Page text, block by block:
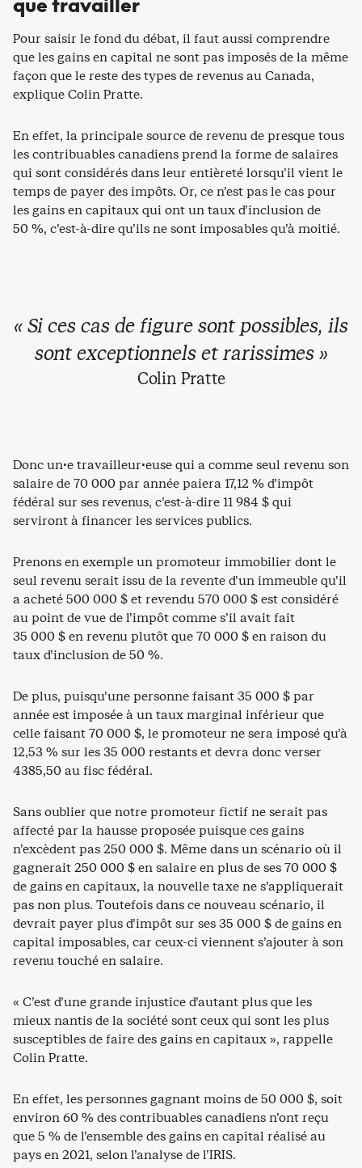
que travailler
Pour saisir le fond du débat, il faut aussi comprendre
que les gains en capital ne sont pas imposés de la même
façon que le reste des types de revenus au Canada,
explique Colin Pratte.
En effet, la principale source de revenu de presque tous
les contribuables canadiens prend la forme de salaires
qui sont considérés dans leur entièreté lorsqu’il vient le
temps de payer des impôts. Or, ce n’est pas le cas pour
les gains en capitaux qui ont un taux d’inclusion de
50 %, c’est-à-dire qu’ils ne sont imposables qu’à moitié.
« Si ces cas de figure sont possibles, ils
sont exceptionnels et rarissimes »
Colin Pratte
Donc un·e travailleur·euse qui a comme seul revenu son
salaire de 70 000 par année paiera 17,12 % d’impôt
fédéral sur ses revenus, c’est-à-dire 11 984 $ qui
serviront à financer les services publics.
Prenons en exemple un promoteur immobilier dont le
seul revenu serait issu de la revente d’un immeuble qu’il
a acheté 500 000 $ et revendu 570 000 $ est considéré
au point de vue de l’impôt comme s’il avait fait
35 000 $ en revenu plutôt que 70 000 $ en raison du
taux d’inclusion de 50 %.
De plus, puisqu’une personne faisant 35 000 $ par
année est imposée à un taux marginal inférieur que
celle faisant 70 000 $, le promoteur ne sera imposé qu’à
12,53 % sur les 35 000 restants et devra donc verser
4385,50 au fisc fédéral.
Sans oublier que notre promoteur fictif ne serait pas
affecté par la hausse proposée puisque ces gains
n’excèdent pas 250 000 $. Même dans un scénario où il
gagnerait 250 000 $ en salaire en plus de ses 70 000 $
de gains en capitaux, la nouvelle taxe ne s’appliquerait
pas non plus. Toutefois dans ce nouveau scénario, il
devrait payer plus d’impôt sur ses 35 000 $ de gains en
capital imposables, car ceux-ci viennent s’ajouter à son
revenu touché en salaire.
« C’est d’une grande injustice d’autant plus que les
mieux nantis de la société sont ceux qui sont les plus
susceptibles de faire des gains en capitaux », rappelle
Colin Pratte.
En effet, les personnes gagnant moins de 50 000 $, soit
environ 60 % des contribuables canadiens n’ont reçu
que 5 % de l’ensemble des gains en capital réalisé au
pays en 2021, selon l’analyse de l’IRIS.